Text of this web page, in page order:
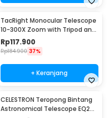
TacRight Monocular Telescope
10-300X Zoom with Tripod and
Clip - T-11
Rp117.900
Rp184.900 37%
+ Keranjang
CELESTRON Teropong Bintang
Astronomical Telescope EQ2